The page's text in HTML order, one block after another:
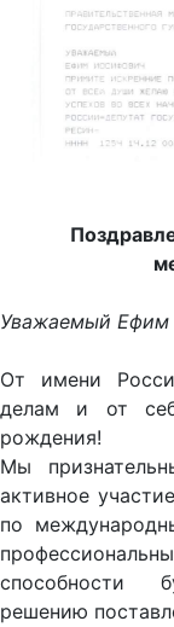
Уважаемый Ефим
От имени
делам и от
рождения!
Мы
активное
по
способности
решению